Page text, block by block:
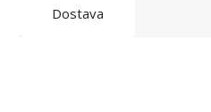
Dostava